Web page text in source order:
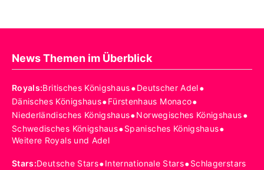
News Themen im Überblick
Royals:Britisches Königshaus•Deutscher Adel•
Dänisches Königshaus•Fürstenhaus Monaco•
Niederländisches Königshaus•Norwegisches Königshaus•
Schwedisches Königshaus•Spanisches Königshaus•
Weitere Royals und Adel
Stars:Deutsche Stars•Internationale Stars•Schlagerstars